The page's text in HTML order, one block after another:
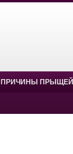
ПРИЧИНЫ ПРЫЩЕЙ